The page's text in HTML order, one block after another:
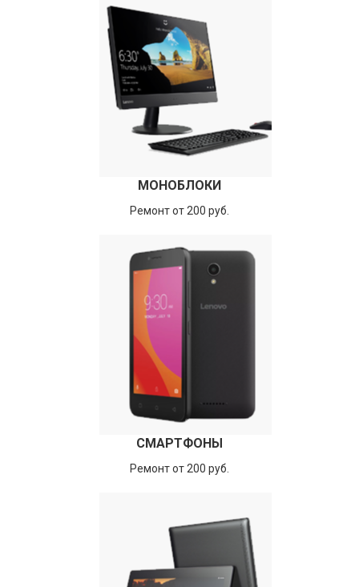
МОНОБЛОКИ
Ремонт от 200 руб.
СМАРТФОНЫ
Ремонт от 200 руб.